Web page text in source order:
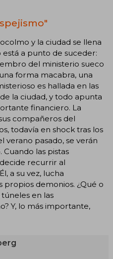
y la ciudad se llena
está a punto de suceder:
del ministerio sueco
forma macabra, una
es hallada en las
la ciudad, y todo apunta
financiero. La
compañeros del
todavía en shock tras los
verano pasado, se verán
las pistas
recurrir al
a su vez, lucha
demonios. ¿Qué o
en las
Y, lo más importante,